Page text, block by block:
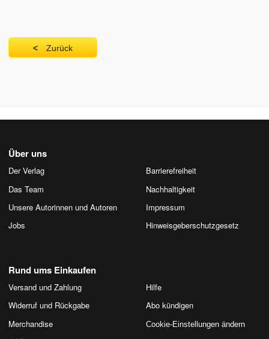
Zurück
Über uns
Der Verlag
Das Team
Unsere Autorinnen und Autoren
Jobs
Barrierefreiheit
Nachhaltigkeit
Impressum
Hinweis­geber­schutz­gesetz
Rund ums Einkaufen
Versand und Zahlung
Widerruf und Rückgabe
Merchandise
Hilfe
Abo kündigen
Cookie-Einstellungen ändern